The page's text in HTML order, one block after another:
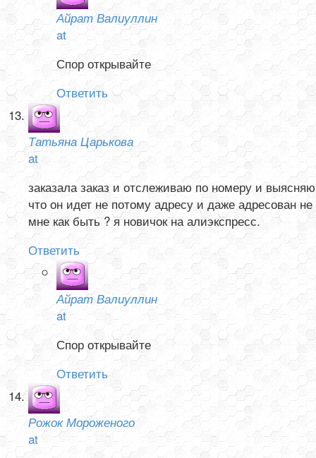
Айрат Валиуллин
at
Спор открывайте
Ответить
Татьяна Царькова
at
заказала заказ и отслеживаю по номеру и выясняю
что он идет не потому адресу и даже адресован не
мне как быть ? я новичок на алиэкспресс.
Ответить
Айрат Валиуллин
at
Спор открывайте
Ответить
Рожок Мороженого
at